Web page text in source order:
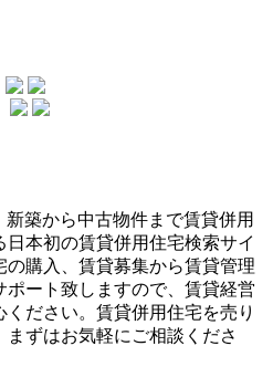
新築から中古物件まで賃貸併用
本初の賃貸併用住宅検索サイ
の購入、賃貸募集から賃貸管理
ポート致しますので、賃貸経営
ださい。賃貸併用住宅を売り
ずはお気軽にご相談くださ